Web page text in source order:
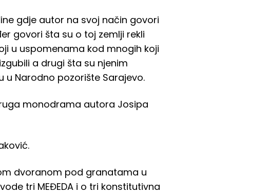
gdje autor na svoj način govori
govori šta su o toj zemlji rekli
u uspomenama kod mnogih koji
a drugi šta su njenim
Narodno pozorište Sarajevo.
monodrama autora Josipa
dvoranom pod granatama u
tri MEĐEDA i o tri konstitutivna